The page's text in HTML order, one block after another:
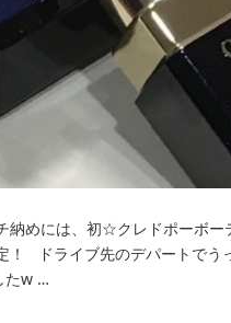
納めには、初☆クレドポーボ
！ ドライブ先のデパートでう
たw …